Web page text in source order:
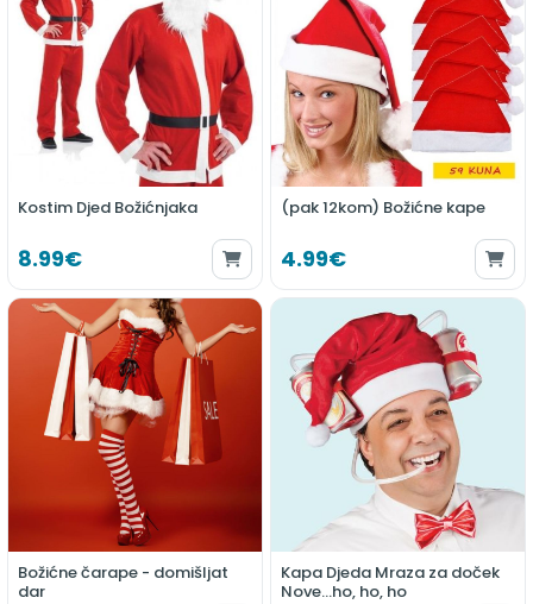
Kostim Djed Božićnjaka
8.99€
(pak 12kom) Božićne kape
4.99€
Božićne čarape - domišljat
dar
Kapa Djeda Mraza za doček
Nove...ho, ho, ho